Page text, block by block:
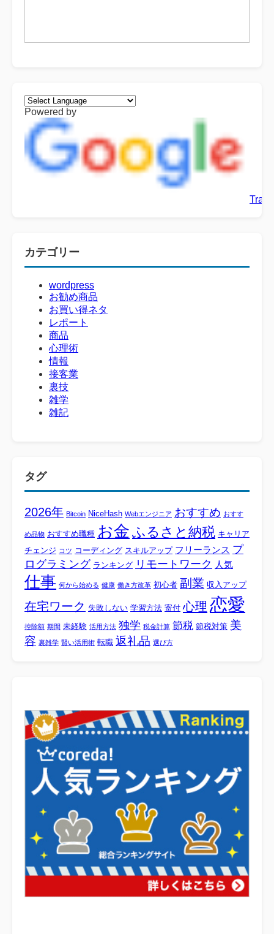
Powered by
カテゴリー
wordpress
お勧め商品
お買い得ネタ
レポート
商品
心理術
情報
接客業
裏技
雑学
雑記
タグ
2026年 Bitcoin NiceHash Webエンジニア おすすめ おすす
め品物 おすすめ職種 お金 ふるさと納税 キャリア
チェンジ コツ コーディング スキルアップ フリーランス プ
ログラミング ランキング リモートワーク 人気
仕事 何から始める 健康 働き方改革 初心者 副業 収入アップ
在宅ワーク 失敗しない 学習方法 寄付 心理 恋愛
控除額 期間 未経験 活用方法 独学 税金計算 節税 節税対策 美
容 裏雑学 賢い活用術 転職 返礼品 選び方